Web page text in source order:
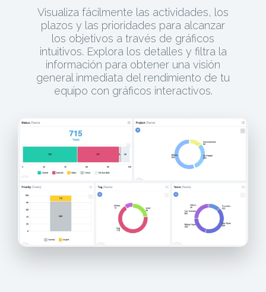
Visualiza fácilmente las actividades, los
plazos y las prioridades para alcanzar
los objetivos a través de gráficos
intuitivos. Explora los detalles y filtra la
información para obtener una visión
general inmediata del rendimiento de tu
equipo con gráficos interactivos.